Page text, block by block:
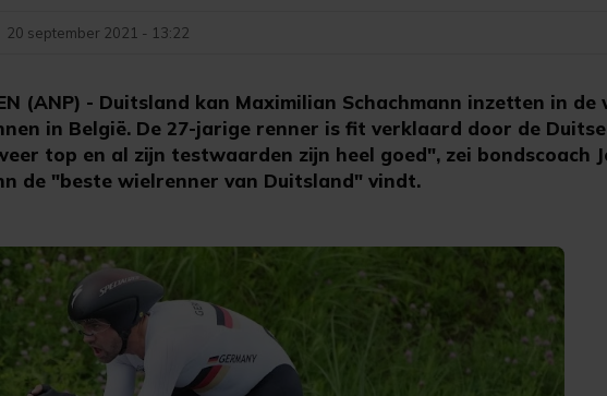
(ANP) - Duitsland kan Maximilian Schachmann inzetten in de
in België. De 27-jarige renner is fit verklaard door de
top en al zijn testwaarden zijn heel goed", zei bondscoach
de "beste wielrenner van Duitsland" vindt.
20 september 2021 - 13:22